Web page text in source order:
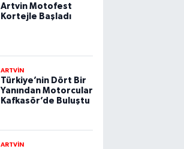
Artvin Motofest
Kortejle Başladı
ARTVİN
Türkiye’nin Dört Bir
Yanından Motorcular
Kafkasör’de Buluştu
ARTVİN